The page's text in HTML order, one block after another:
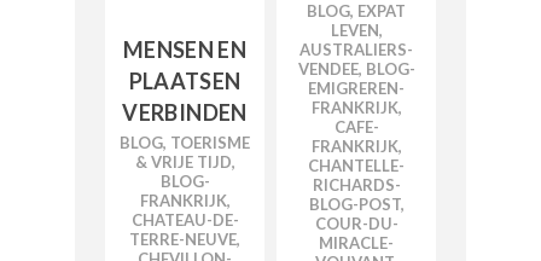
BLOG, EXPAT
LEVEN,
AUSTRALIERS-
VENDEE, BLOG-
EMIGREREN-
FRANKRIJK,
CAFE-
FRANKRIJK,
CHANTELLE-
RICHARDS-
BLOG-POST,
COUR-DU-
MIRACLE-
MENSEN EN
PLAATSEN
VERBINDEN
BLOG, TOERISME
& VRIJE TIJD,
BLOG-
FRANKRIJK,
CHATEAU-DE-
TERRE-NEUVE,